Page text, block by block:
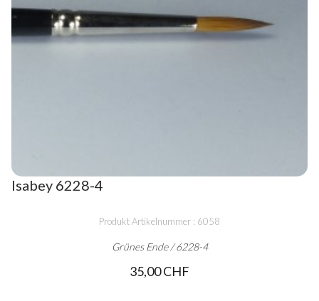
Isabey 6228-4
Produkt Artikelnummer : 6058
Grünes Ende / 6228-4
35,00 CHF